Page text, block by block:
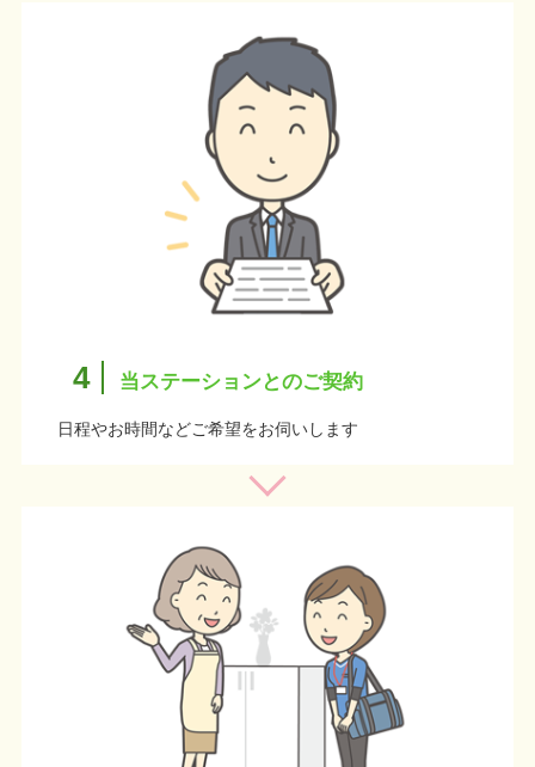
4 当ステーションとのご契約
日程やお時間などご希望をお伺いします